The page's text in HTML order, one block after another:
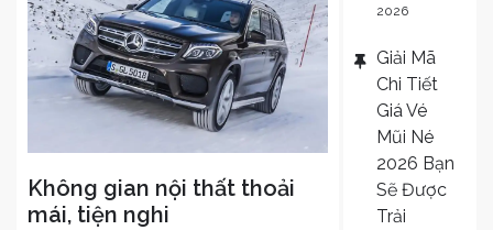
Không gian nội thất thoải
mái, tiện nghi
2026
Giải Mã
Chi Tiết
Giá Vé
Mũi Né
2026 Bạn
Sẽ Được
Trải